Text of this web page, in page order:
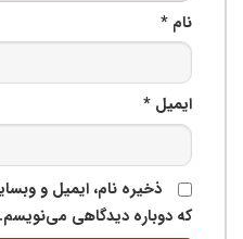
نام *
ایمیل *
ذخیره نام، ایمیل و
که دوباره دیدگاهی می‌نویسم.